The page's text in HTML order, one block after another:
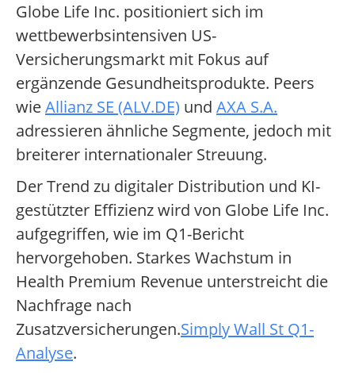
Globe Life Inc. positioniert sich im
wettbewerbsintensiven US-
Versicherungsmarkt mit Fokus auf
ergänzende Gesundheitsprodukte. Peers
wieAllianz SE (ALV.DE) und AXA S.A.
adressieren ähnliche Segmente, jedoch mit
breiterer internationaler Streuung.
Der Trend zu digitaler Distribution und KI-
gestützter Effizienz wird von Globe Life Inc.
aufgegriffen, wie im Q1-Bericht
hervorgehoben. Starkes Wachstum in
Health Premium Revenue unterstreicht die
Nachfrage nach
Zusatzversicherungen.Simply Wall St Q1-
Analyse.